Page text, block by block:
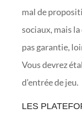
mal de
sociaux, mais
pas garantie,
Vous devrez
d’entrée de jeu.
LES